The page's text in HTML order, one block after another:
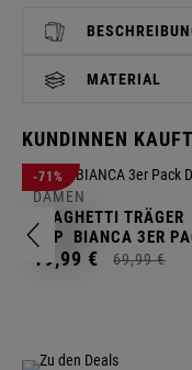
MATERIAL
KUNDINNEN
-71%
DAMEN
SPAGHETTI TRÄGER
TOP
BIANCA 3ER
19,99 € 69,99 €